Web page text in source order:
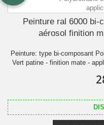
Peinture ral 6000 bi-
aérosol finition
Peinture: type bi-composant
Vert patine - finition mate -